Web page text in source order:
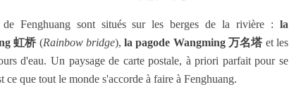
Fenghuang sont situés sur les berges de la rivière : la
虹桥 (Rainbow bridge),la pagode Wangming 万名塔 et les
d'eau. Un paysage de carte postale, à priori parfait pour se
ce que tout le monde s'accorde à faire à Fenghuang.